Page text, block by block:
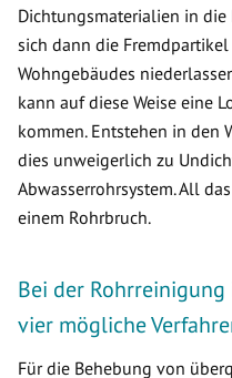
Dichtungsmaterialien in
sich dann die
Wohngebäudes
kann auf diese Weise eine
kommen. Entstehen in den
dies unweigerlich zu
Abwasserrohrsystem. All
einem Rohrbruch.
Bei der
vier mögliche
Für die Behebung von